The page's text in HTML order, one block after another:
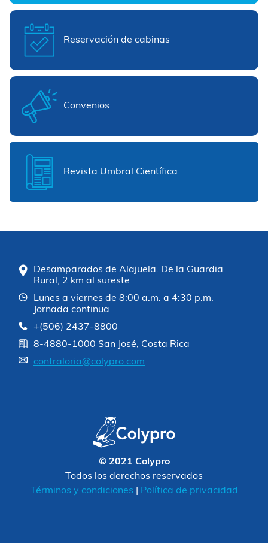
Reservación de cabinas
Convenios
Revista Umbral Científica
Desamparados de Alajuela. De la Guardia
Rural, 2 km al sureste
Lunes a viernes de 8:00 a.m. a 4:30 p.m.
Jornada continua
+(506) 2437-8800
8-4880-1000 San José, Costa Rica
contraloria@colypro.com
© 2021 Colypro
Todos los derechos reservados
Términos y condiciones
Política de privacidad